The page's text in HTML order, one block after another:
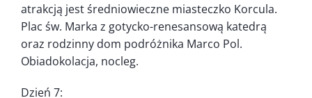
atrakcją jest średniowieczne miasteczko Korcula.
Plac św. Marka z gotycko-renesansową katedrą
oraz rodzinny dom podróżnika Marco Pol.
Obiadokolacja, nocleg.
Dzień 7: